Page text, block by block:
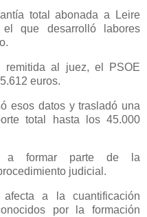
total abonada a Leire
que desarrolló labores
remitida al juez, el PSOE
euros.
esos datos y trasladó una
total hasta los 45.000
a formar parte de la
judicial.
a la cuantificación
por la formación